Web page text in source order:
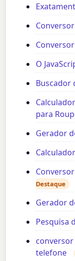
O
Buscador
para
Gerador
Destaque
Gerador
Pesquisa
telefone